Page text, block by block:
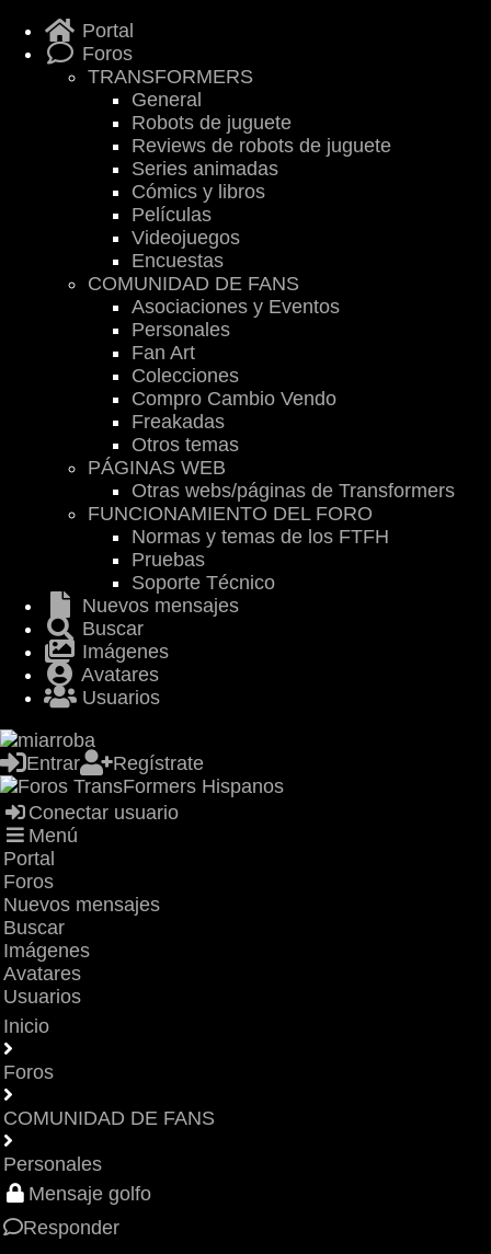
Portal
Foros
TRANSFORMERS
General
Robots de juguete
Reviews de robots de juguete
Series animadas
Cómics y libros
Películas
Videojuegos
Encuestas
COMUNIDAD DE FANS
Asociaciones y Eventos
Personales
Fan Art
Colecciones
Compro Cambio Vendo
Freakadas
Otros temas
PÁGINAS WEB
Otras webs/páginas de Transformers
FUNCIONAMIENTO DEL FORO
Normas y temas de los FTFH
Pruebas
Soporte Técnico
Nuevos mensajes
Buscar
Imágenes
Avatares
Usuarios
Entrar Regístrate
Conectar usuario
Menú
Portal
Foros
Nuevos mensajes
Buscar
Imágenes
Avatares
Usuarios
Inicio
Foros
COMUNIDAD DE FANS
Personales
Mensaje golfo
Responder